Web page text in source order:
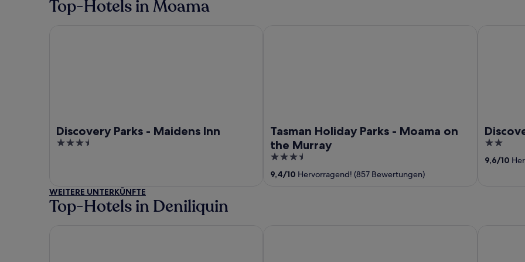
Top-Hotels in Moama
Discovery Parks - Maidens Inn
3.5
Tasman Holiday Parks - Moama on
the Murray
3.5
out
of
9,4/10 Hervorragend! (857 Bewertungen)
2
out
of
9,6/10
WEITERE UNTERKÜNFTE
Top-Hotels in Deniliquin